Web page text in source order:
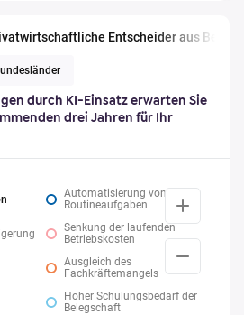
Entscheider aus Berlin,
durch KI-Einsatz erwarten Sie
drei Jahren für Ihr
Automatisierung von
Routineaufgaben
Senkung der laufenden
Betriebskosten
Ausgleich des
Fachkräftemangels
Hoher Schulungsbedarf der
Belegschaft